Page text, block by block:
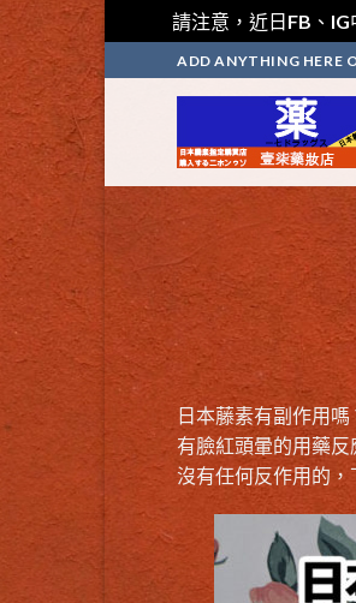
請注意，近日FB、
to
ADD ANYTHING HERE
日本藤素有副作用
有臉紅頭暈的用藥
沒有任何反作用的